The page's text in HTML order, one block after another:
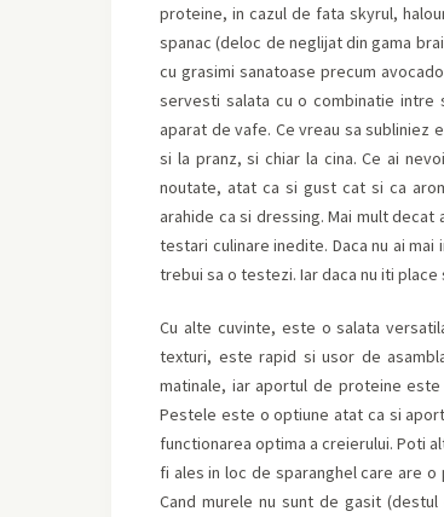
proteine, in cazul de fata skyrul,
spanac (deloc de neglijat din gama
cu grasimi sanatoase precum
servesti salata cu o combinatie
aparat de vafe. Ce vreau sa
si la pranz, si chiar la cina. Ce ai
noutate, atat ca si gust cat si ca
arahide ca si dressing. Mai mult
testari culinare inedite. Daca nu ai
trebui sa o testezi. Iar daca nu iti
Cu alte cuvinte, este o salata
texturi, este rapid si usor de
matinale, iar aportul de proteine
Pestele este o optiune atat ca si
functionarea optima a creierului. Poti
fi ales in loc de sparanghel care are
Cand murele nu sunt de gasit